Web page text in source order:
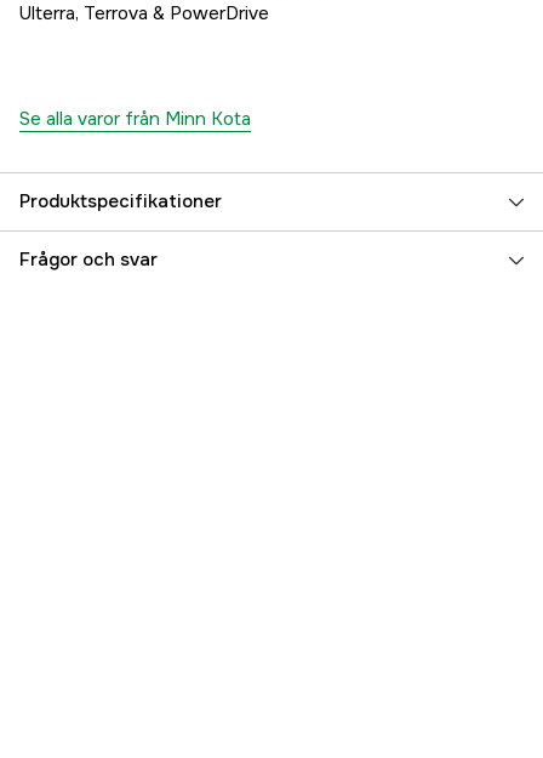
Ulterra, Terrova & PowerDrive
Se alla varor från Minn Kota
Produktspecifikationer
Referensnummer 5000027938
Frågor och svar